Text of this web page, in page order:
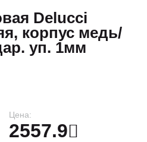
Delucci
корпус медь/
уп. 1мм
Цена:
2557.9